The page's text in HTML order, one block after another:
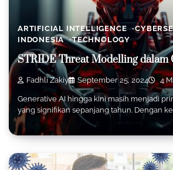
ARTIFICIAL INTELLIGENCE
INDONESIA
TECHNOLOGY
STRIDE Threat Modelling dalam
Fadhli Zakiy September 25, 2024 4
Generative AI hingga kini masih menjadi
yang signifikan sepanjang tahun. Dengan